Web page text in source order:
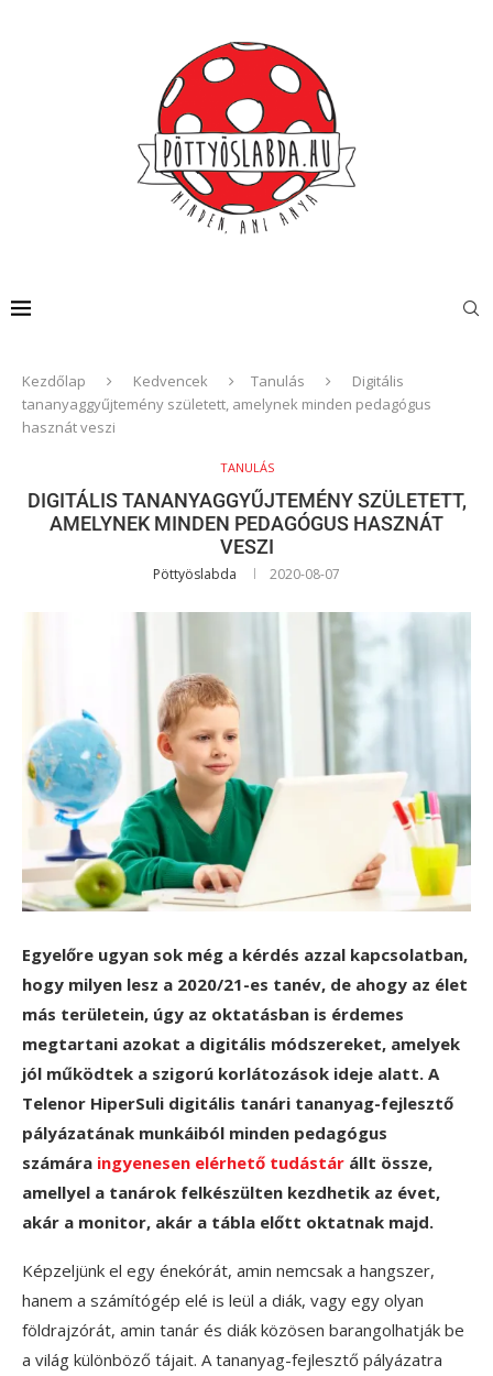
Kezdőlap Kedvencek Tanulás
Digitális
tananyaggyűjtemény született, amelynek minden pedagógus
hasznát veszi
TANULÁS
DIGITÁLIS TANANYAGGYŰJTEMÉNY SZÜLETETT,
AMELYNEK MINDEN PEDAGÓGUS HASZNÁT
VESZI
Pöttyöslabda 2020-08-07
Egyelőre ugyan sok még a kérdés azzal kapcsolatban,
hogy milyen lesz a 2020/21-es tanév, de ahogy az élet
más területein, úgy az oktatásban is érdemes
megtartani azokat a digitális módszereket, amelyek
jól működtek a szigorú korlátozások ideje alatt. A
Telenor HiperSuli digitális tanári tananyag-fejlesztő
pályázatának munkáiból minden pedagógus
számára ingyenesen elérhető tudástár állt össze,
amellyel a tanárok felkészülten kezdhetik az évet,
akár a monitor, akár a tábla előtt oktatnak majd.
Képzeljünk el egy énekórát, amin nemcsak a hangszer,
hanem a számítógép elé is leül a diák, vagy egy olyan
földrajzórát, amin tanár és diák közösen barangolhatják be
a világ különböző tájait. A tananyag-fejlesztő pályázatra